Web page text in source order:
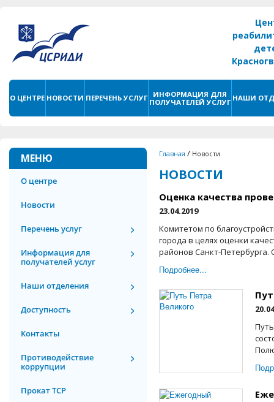
О ЦЕНТРЕ НОВОСТИ ПЕРЕЧЕНЬ УСЛУГ
ИНФОРМАЦИЯ ДЛЯ
ПОЛУЧАТЕЛЕЙ УСЛУГ НАШИ
МЕНЮ
О центре
Новости
Перечень услуг
Информация для
получателей услуг
Наши отделения
Доступность
Контакты
Противодействие
коррупции
Прокат ТСР
Главная / Новости
НОВОСТИ
Оценка качества
23.04.2019
Комитетом по
города в целях оценки
районов Санкт-Петербурга.
Подробнее...